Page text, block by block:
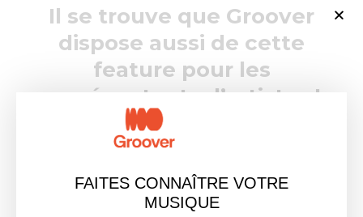
Il se trouve que Groover
dispose aussi de cette
feature pour les
représentants d’artistes !
Viens envoyer tes morceaux
aux médias, labels, radios de
ton choix, retours assurés sur
Groover 🚀
FAITES CONNAÎTRE VOTRE
MUSIQUE